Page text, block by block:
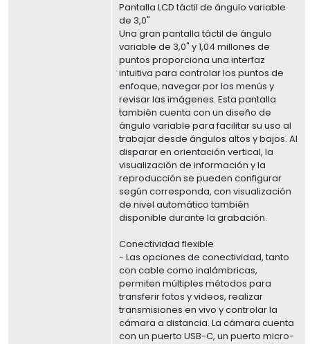
Pantalla LCD táctil de ángulo variable
de 3,0"
Una gran pantalla táctil de ángulo
variable de 3,0" y 1,04 millones de
puntos proporciona una interfaz
intuitiva para controlar los puntos de
enfoque, navegar por los menús y
revisar las imágenes. Esta pantalla
también cuenta con un diseño de
ángulo variable para facilitar su uso al
trabajar desde ángulos altos y bajos. Al
disparar en orientación vertical, la
visualización de información y la
reproducción se pueden configurar
según corresponda, con visualización
de nivel automático también
disponible durante la grabación.
Conectividad flexible
- Las opciones de conectividad, tanto
con cable como inalámbricas,
permiten múltiples métodos para
transferir fotos y videos, realizar
transmisiones en vivo y controlar la
cámara a distancia. La cámara cuenta
con un puerto USB-C, un puerto micro-